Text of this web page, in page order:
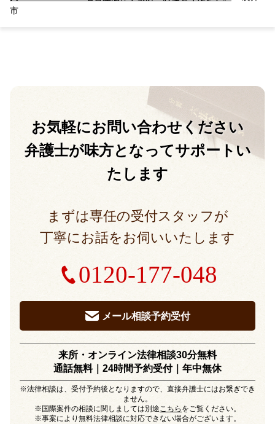
市
お気軽にお問い合わせください
弁護士が味方となってサポートい
たします
まずは専任の受付スタッフが
丁寧にお話をお伺いいたします
0120-177-048
メール相談予約受付
来所・オンライン法律相談30分無料
通話無料｜24時間予約受付｜年中無休
※法律相談は、受付予約後となりますので、直接弁護士にはお繋ぎでき
ません。
※国際案件の相談に関しましては別途こちら をご覧ください。
※事案により無料法律相談に対応できない場合がございます。